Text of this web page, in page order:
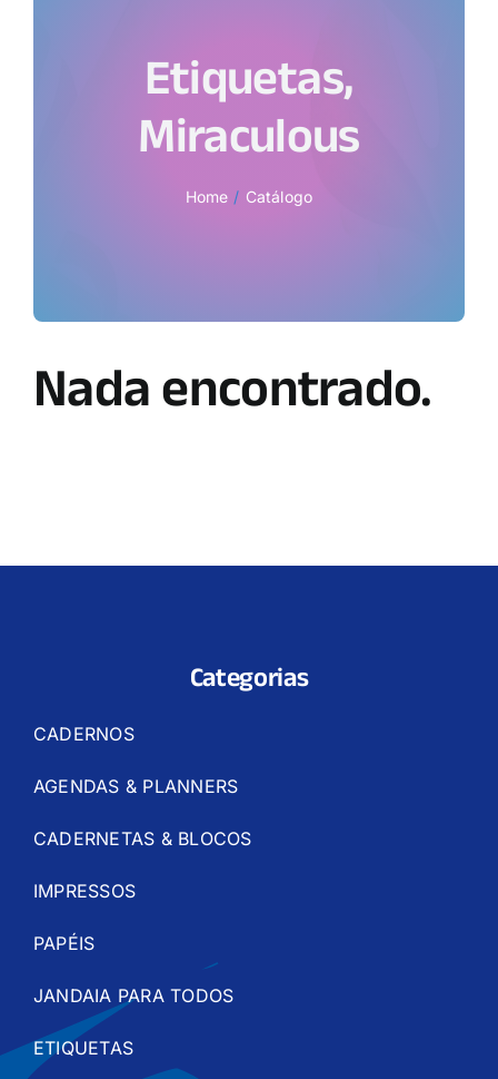
Etiquetas,
Miraculous
Home Catálogo
Nada encontrado.
Categorias
CADERNOS
AGENDAS & PLANNERS
CADERNETAS & BLOCOS
IMPRESSOS
PAPÉIS
JANDAIA PARA TODOS
ETIQUETAS